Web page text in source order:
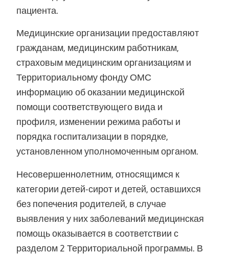
пациента.
Медицинские организации предоставляют
гражданам, медицинским работникам,
страховым медицинским организациям и
Территориальному фонду ОМС
информацию об оказании медицинской
помощи соответствующего вида и
профиля, изменении режима работы и
порядка госпитализации в порядке,
установленном уполномоченным органом.
Несовершеннолетним, относящимся к
категории детей-сирот и детей, оставшихся
без попечения родителей, в случае
выявления у них заболеваний медицинская
помощь оказывается в соответствии с
разделом 2 Территориальной программы. В